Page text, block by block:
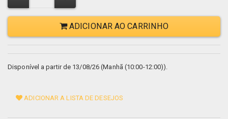
ADICIONAR AO CARRINHO
Disponível a partir de 13/08/26 (Manhã (10:00-12:00)).
ADICIONAR A LISTA DE DESEJOS